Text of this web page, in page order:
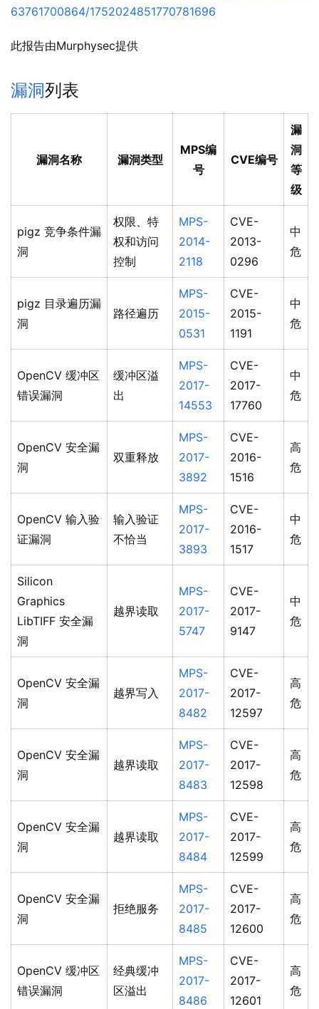
63761700864/1752024851770781696
此报告由Murphysec提供
漏洞列表
漏洞名称 漏洞类型
MPS编
号
CVE编号
漏
洞
等
级
pigz 竞争条件漏
洞
权限、特
权和访问
控制
MPS-
2014-
2118
CVE-
2013-
0296
中
危
pigz 目录遍历漏
洞
路径遍历
MPS-
2015-
0531
CVE-
2015-
1191
中
危
OpenCV 缓冲区
错误漏洞
缓冲区溢
出
MPS-
2017-
14553
CVE-
2017-
17760
中
危
OpenCV 安全漏
洞
双重释放
MPS-
2017-
3892
CVE-
2016-
1516
高
危
OpenCV 输入验
证漏洞
输入验证
不恰当
MPS-
2017-
3893
CVE-
2016-
1517
中
危
Silicon
Graphics
LibTIFF 安全漏
洞
越界读取
MPS-
2017-
5747
CVE-
2017-
9147
中
危
OpenCV 安全漏
洞
越界写入
MPS-
2017-
8482
CVE-
2017-
12597
高
危
OpenCV 安全漏
洞
越界读取
MPS-
2017-
8483
CVE-
2017-
12598
高
危
OpenCV 安全漏
洞
越界读取
MPS-
2017-
8484
CVE-
2017-
12599
高
危
OpenCV 安全漏
洞
拒绝服务
MPS-
2017-
8485
CVE-
2017-
12600
高
危
OpenCV 缓冲区
错误漏洞
经典缓冲
区溢出
MPS-
2017-
8486
CVE-
2017-
12601
高
危